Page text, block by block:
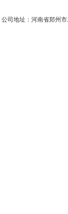
公司地址：河南省郑州